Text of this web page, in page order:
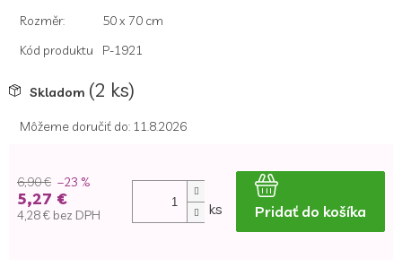
Rozměr:
50 x 70 cm
Kód produktu
P-1921
Skladom (2 ks)
Môžeme doručiť do: 11.8.2026
6,90 € –23 %
5,27 €
4,28 € bez DPH ks Pridať do košíka